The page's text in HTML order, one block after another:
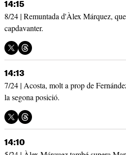
14:15
8/24 | Remuntada d'Àlex Márquez,
capdavanter.
14:13
7/24 | Acosta, molt a prop de
la segona posició.
14:10